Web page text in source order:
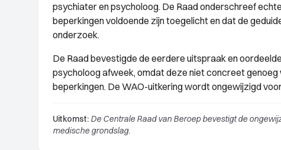
psychiater en psycholoog. De Raad onderschreef
beperkingen voldoende zijn toegelicht en dat de
onderzoek.
De Raad bevestigde de eerdere uitspraak en
psycholoog afweek, omdat deze niet concreet
beperkingen. De WAO-uitkering wordt ongewijzigd
Uitkomst: De Centrale Raad van Beroep bevestigt de
medische grondslag.